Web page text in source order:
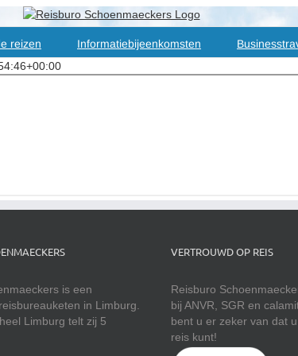
reizen Informatiebijeenkomsten
is een
in Limburg.
Limburg telt zij 5
VERTROUWD OP REIS
Reisburo
bij ANVR, SGR en
bent u er zeker van dat
reis kunt!